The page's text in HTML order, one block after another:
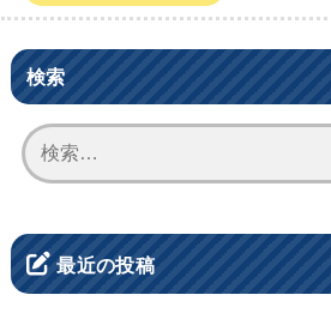
検索
索:
最近の投稿